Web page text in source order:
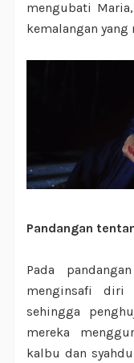
mengubati
kemalangan
Pandangan
Pada
menginsafi
sehingga
mereka
kalbu dan